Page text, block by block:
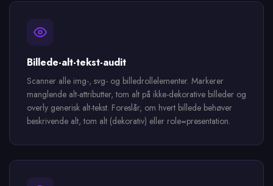
Billede-alt-tekst-audit
Scanner alle img-, svg- og billedrollelementer. Markerer
manglende alt-attributter, tom alt på ikke-dekorative billeder og
overly generisk alt-tekst. Foreslår, om hvert billede behøver
beskrivende alt, tom alt (dekorativ) eller role=presentation.